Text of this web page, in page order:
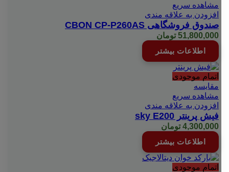
مشاهده سریع
افزودن به علاقه مندی
صندوق فروشگاهی CBON CP-P260AS
51,800,000 تومان
اطلاعات بیشتر
اتمام موجودی
مقایسه
مشاهده سریع
افزودن به علاقه مندی
فیش پرینتر sky E200
4,300,000 تومان
اطلاعات بیشتر
اتمام موجودی